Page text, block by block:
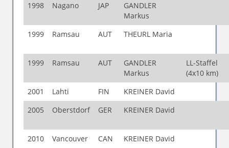
1998
Nagano JAP
GANDLER
Markus
1999
Ramsau AUT THEURL Maria
1999 Ramsau AUT
GANDLER
Markus
LL-Staffel
(4x10 km)
2001
Lahti FIN
KREINER David
2005
Oberstdorf GER KREINER David
2010 Vancouver CAN KREINER David